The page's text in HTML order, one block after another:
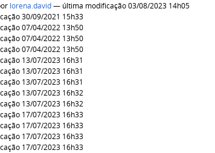
lorena.david— última modificação 03/08/2023 14h05
30/09/2021 15h33
07/04/2022 13h50
07/04/2022 13h50
07/04/2022 13h50
13/07/2023 16h31
13/07/2023 16h31
13/07/2023 16h31
13/07/2023 16h32
13/07/2023 16h32
17/07/2023 16h33
17/07/2023 16h33
17/07/2023 16h33
17/07/2023 16h33